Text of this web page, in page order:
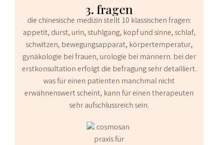
3. fragen
die chinesische medizin stellt 10 klassischen fragen:
appetit, durst, urin, stuhlgang, kopf und sinne, schlaf,
schwitzen, bewegungsapparat, körpertemperatur,
gynäkologie bei frauen, urologie bei männern. bei der
erstkonsultation erfolgt die befragung sehr detailliert.
was für einen patienten manchmal nicht
erwähnenswert scheint, kann für einen therapeuten
sehr aufschlussreich sein.